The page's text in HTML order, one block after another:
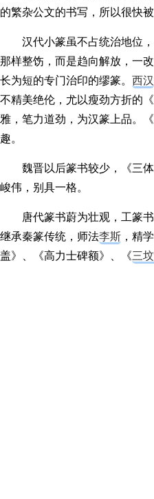
的繁杂公文的书写，所以很快
汉代小篆虽不占统治地位
那样整饬，而是趋向解放，一
长为短的专门治印的缪篆。 西汉
不精美绝伦，尤以瘦劲方折的
雅，笔力道劲，为汉篆上品。《
趣。
魏晋以后篆书较少，《三
峻伟，别具一格。
唐代篆书蔚为壮观，工篆
继承秦篆传统，师法李斯 ，精
盖》、《高力士碑额》、《三